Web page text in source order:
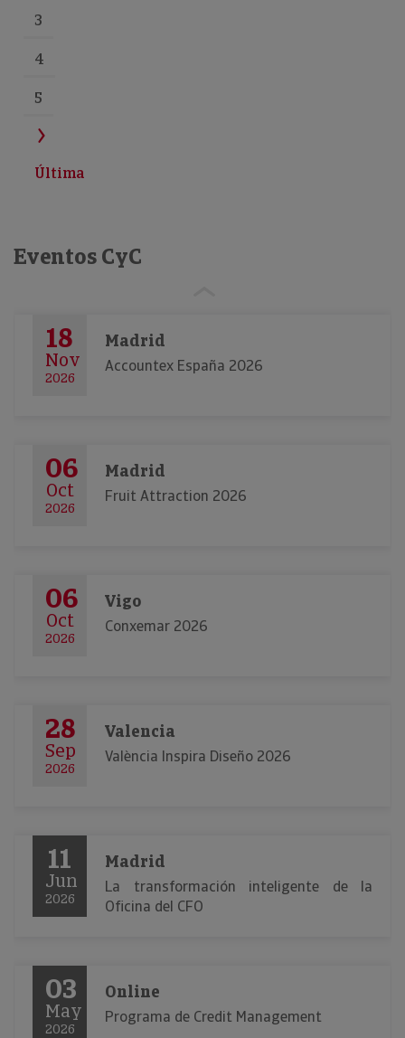
3
4
5
Última
Eventos CyC
18
Nov
2026
Madrid
Accountex España 2026
06
Oct
2026
Madrid
Fruit Attraction 2026
06
Oct
2026
Vigo
Conxemar 2026
28
Sep
2026
Valencia
València Inspira Diseño 2026
11
Jun
2026
Madrid
La transformación inteligente de la
Oficina del CFO
03
May
2026
Online
Programa de Credit Management